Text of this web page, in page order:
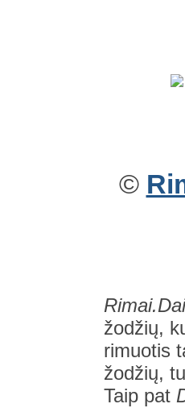
©
žodžių,
rimuotis
žodžių,
Taip pat